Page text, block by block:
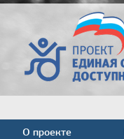
О проекте